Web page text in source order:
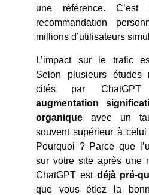
une référence. C’est
recommandation
millions d’utilisateurs
L’impact sur le trafic
Selon plusieurs études
cités par ChatGPT
augmentation
organique avec un
souvent supérieur à
Pourquoi ? Parce que
sur votre site après une
ChatGPT est déjà pré-
que vous étiez la